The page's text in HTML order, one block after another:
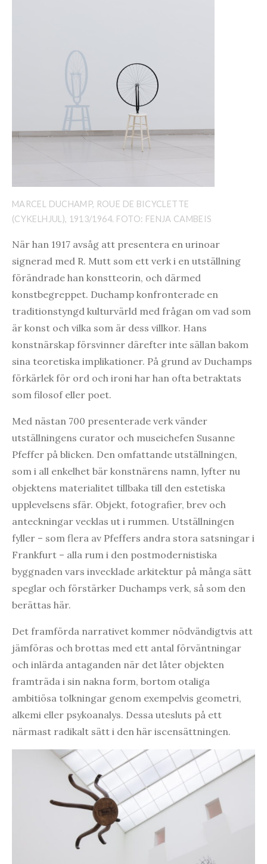
MARCEL DUCHAMP, ROUE DE BICYCLETTE
(CYKELHJUL), 1913/1964. FOTO: FENJA CAMBEIS
När han 1917 avsåg att presentera en urinoar
signerad med R. Mutt som ett verk i en utställning
förändrade han konstteorin, och därmed
konstbegreppet. Duchamp konfronterade en
traditionstyngd kulturvärld med frågan om vad som
är konst och vilka som är dess villkor. Hans
konstnärskap försvinner därefter inte sällan bakom
sina teoretiska implikationer. På grund av Duchamps
förkärlek för ord och ironi har han ofta betraktats
som filosof eller poet.
Med nästan 700 presenterade verk vänder
utställningens curator och museichefen Susanne
Pfeffer på blicken. Den omfattande utställningen,
som i all enkelhet bär konstnärens namn, lyfter nu
objektens materialitet tillbaka till den estetiska
upplevelsens sfär. Objekt, fotografier, brev och
anteckningar vecklas ut i rummen. Utställningen
fyller – som flera av Pfeffers andra stora satsningar i
Frankfurt – alla rum i den postmodernistiska
byggnaden vars invecklade arkitektur på många sätt
speglar och förstärker Duchamps verk, så som den
berättas här.
Det framförda narrativet kommer nödvändigtvis att
jämföras och brottas med ett antal förväntningar
och inlärda antaganden när det låter objekten
framträda i sin nakna form, bortom otaliga
ambitiösa tolkningar genom exempelvis geometri,
alkemi eller psykoanalys. Dessa utesluts på ett
närmast radikalt sätt i den här iscensättningen.